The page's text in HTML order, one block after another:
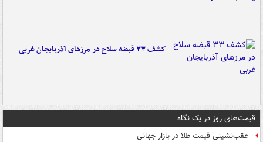
کشف ۳۳ قبضه سلاح در مرزهای آذربایجان غربی
قیمت‌های روز در یک نگاه
عقب‌نشینی قیمت طلا در بازار جهانی